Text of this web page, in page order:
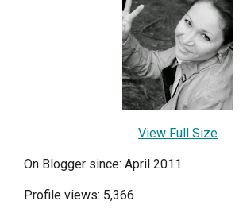
View Full Size
On Blogger since: April 2011
Profile views: 5,366